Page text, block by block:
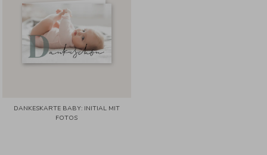
DANKESKARTE BABY: INITIAL MIT
FOTOS